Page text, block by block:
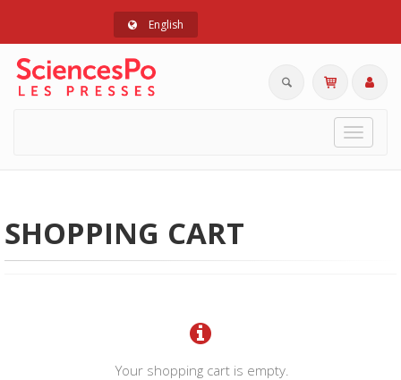
English
Toggle
SHOPPING CART
Your shopping cart is empty.